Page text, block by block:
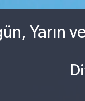
Yarın